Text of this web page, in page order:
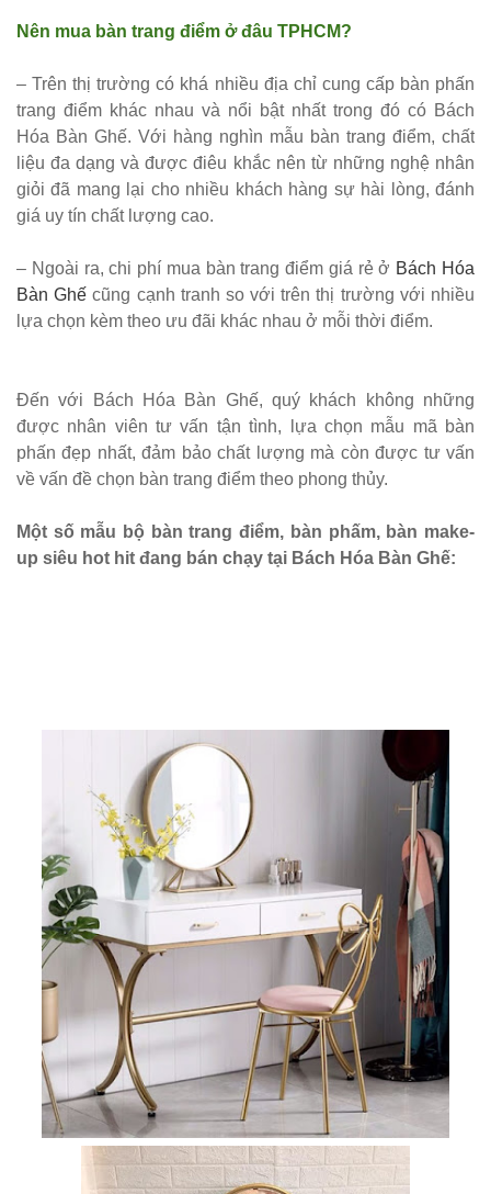
Bộ bàn ghế
cafe gỗ cao
su chân sắt
quán cafe
trà sữa nhà
cao su
chân sắt
ghế gỗ ash
Bàn ghế sắt
Set bàn ghế
văn phòng
ghế bọc vải
màu xám
Bộ bàn ghế
tiếp khách
spa, nail,
studio, văn
phòng, căn
Nên mua bàn trang điểm ở đâu TPHCM?
– Trên thị trường có khá nhiều địa chỉ cung cấp bàn phấn
trang điểm khác nhau và nổi bật nhất trong đó có Bách
Hóa Bàn Ghế. Với hàng nghìn mẫu bàn trang điểm, chất
liệu đa dạng và được điêu khắc nên từ những nghệ nhân
giỏi đã mang lại cho nhiều khách hàng sự hài lòng, đánh
giá uy tín chất lượng cao.
– Ngoài ra, chi phí mua bàn trang điểm giá rẻ ở Bách Hóa
Bàn Ghế cũng cạnh tranh so với trên thị trường với nhiều
lựa chọn kèm theo ưu đãi khác nhau ở mỗi thời điểm.
Đến với Bách Hóa Bàn Ghế, quý khách không những
được nhân viên tư vấn tận tình, lựa chọn mẫu mã bàn
phấn đẹp nhất, đảm bảo chất lượng mà còn được tư vấn
về vấn đề chọn bàn trang điểm theo phong thủy.
Một số mẫu bộ bàn trang điểm, bàn phấm, bàn make-
up siêu hot hit đang bán chạy tại Bách Hóa Bàn Ghế: